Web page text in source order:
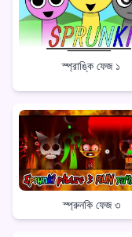
স্প্রাঙ্কি ফেজ ১
স্প্রুনকি ফেজ ৩